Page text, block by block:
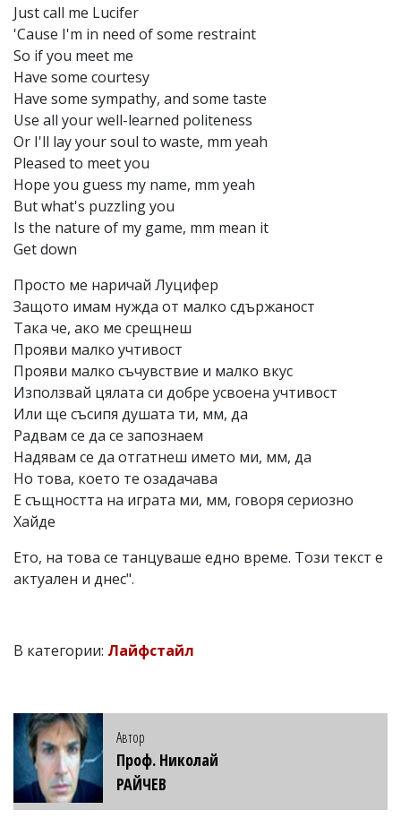
Just call me Lucifer
'Cause I'm in need of some restraint
So if you meet me
Have some courtesy
Have some sympathy, and some taste
Use all your well-learned politeness
Or I'll lay your soul to waste, mm yeah
Pleased to meet you
Hope you guess my name, mm yeah
But what's puzzling you
Is the nature of my game, mm mean it
Get down
Просто ме наричай Луцифер
Защото имам нужда от малко сдържаност
Така че, ако ме срещнеш
Прояви малко учтивост
Прояви малко съчувствие и малко вкус
Използвай цялата си добре усвоена учтивост
Или ще съсипя душата ти, мм, да
Радвам се да се запознаем
Надявам се да отгатнеш името ми, мм, да
Но това, което те озадачава
Е същността на играта ми, мм, говоря сериозно
Хайде
Ето, на това се танцуваше едно време. Този текст е
актуален и днес".
В категории: Лайфстайл
Автор
Проф. Николай
РАЙЧЕВ